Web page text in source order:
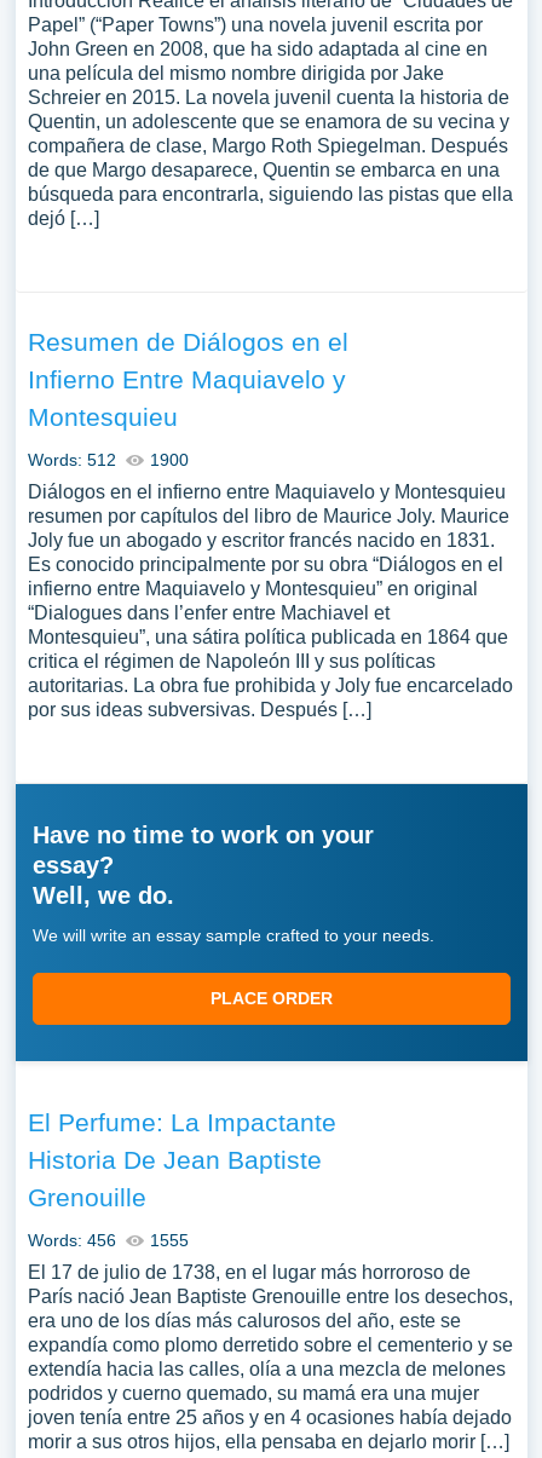
Papel” (“Paper Towns”) una novela juvenil escrita por
John Green en 2008, que ha sido adaptada al cine en
una película del mismo nombre dirigida por Jake
Schreier en 2015. La novela juvenil cuenta la historia de
Quentin, un adolescente que se enamora de su vecina y
compañera de clase, Margo Roth Spiegelman. Después
de que Margo desaparece, Quentin se embarca en una
búsqueda para encontrarla, siguiendo las pistas que ella
dejó […]
Resumen de Diálogos en el
Infierno Entre Maquiavelo y
Montesquieu
Words: 512 1900
Diálogos en el infierno entre Maquiavelo y Montesquieu
resumen por capítulos del libro de Maurice Joly. Maurice
Joly fue un abogado y escritor francés nacido en 1831.
Es conocido principalmente por su obra “Diálogos en el
infierno entre Maquiavelo y Montesquieu” en original
“Dialogues dans l’enfer entre Machiavel et
Montesquieu”, una sátira política publicada en 1864 que
critica el régimen de Napoleón III y sus políticas
autoritarias. La obra fue prohibida y Joly fue encarcelado
por sus ideas subversivas. Después […]
Have no time to work on your
essay?
Well, we do.
We will write an essay sample crafted to your needs.
PLACE ORDER
El Perfume: La Impactante
Historia De Jean Baptiste
Grenouille
Words: 456 1555
El 17 de julio de 1738, en el lugar más horroroso de
París nació Jean Baptiste Grenouille entre los desechos,
era uno de los días más calurosos del año, este se
expandía como plomo derretido sobre el cementerio y se
extendía hacia las calles, olía a una mezcla de melones
podridos y cuerno quemado, su mamá era una mujer
joven tenía entre 25 años y en 4 ocasiones había dejado
morir a sus otros hijos, ella pensaba en dejarlo morir […]